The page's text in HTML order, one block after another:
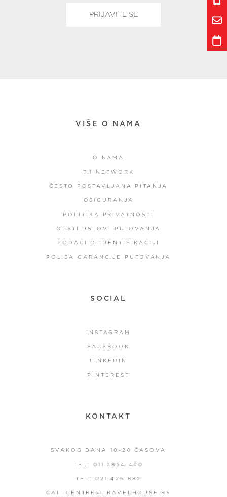
VIŠE O NAMA
O NAMA
TH NETWORK
ČESTO POSTAVLJANA PITANJA
OSIGURANJA
POLITIKA PRIVATNOSTI
OPŠTI USLOVI PUTOVANJA
PODACI O IDENTIFIKACIJI
POLISA GARANCIJE PUTOVANJA
SOCIAL
INSTAGRAM
FACEBOOK
LINKEDIN
PINTEREST
KONTAKT
SVAKOG DANA 10-20 ČASOVA
TEL: 011 2854 420
TEL: 021 426 882
CALLCENTRE@TRAVELHOUSE.RS